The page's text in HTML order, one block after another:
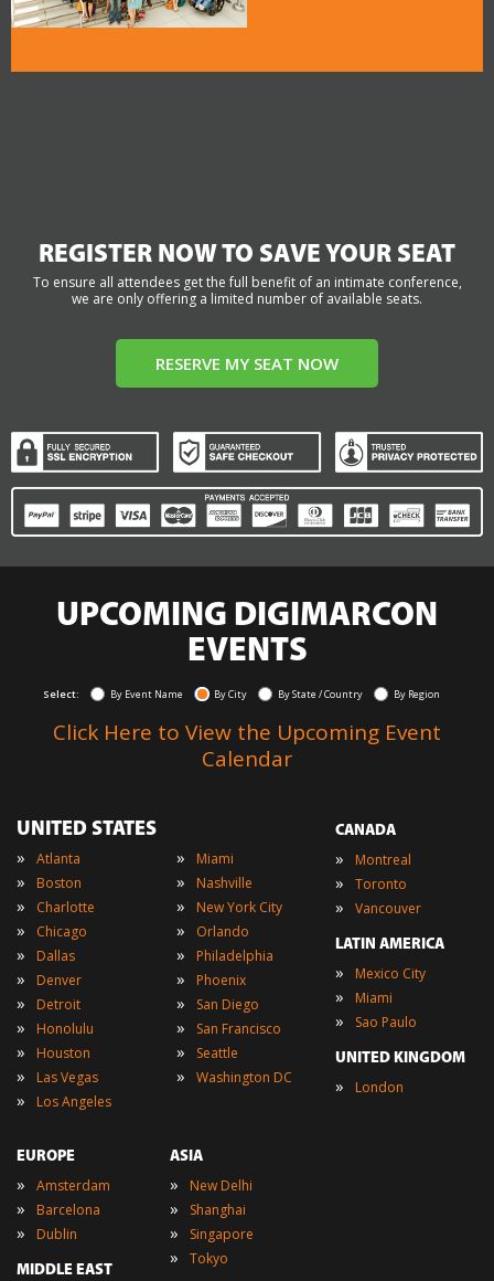
REGISTER NOW TO SAVE YOUR SEAT
To ensure all attendees get the full benefit of an intimate conference,
we are only offering a limited number of available seats.
RESERVE MY SEAT NOW
UPCOMING DIGIMARCON
EVENTS
Select: By Event Name By City By State / Country By Region
Click Here to View the Upcoming Event
Calendar
UNITED STATES
» Atlanta
» Boston
» Charlotte
» Chicago
» Dallas
» Denver
» Detroit
» Honolulu
» Houston
» Las Vegas
» Los Angeles
» Miami
» Nashville
» New York City
» Orlando
» Philadelphia
» Phoenix
» San Diego
» San Francisco
» Seattle
» Washington DC
CANADA
» Montreal
» Toronto
» Vancouver
LATIN AMERICA
» Mexico City
» Miami
» Sao Paulo
UNITED KINGDOM
» London
EUROPE
» Amsterdam
» Barcelona
» Dublin
MIDDLE EAST
ASIA
» New Delhi
» Shanghai
» Singapore
» Tokyo